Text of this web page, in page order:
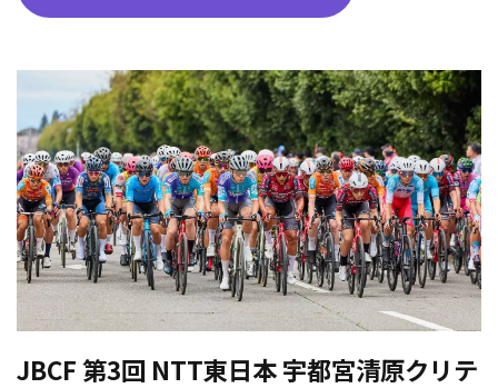
JBCF第3回 NTT東日本 宇都宮清原クリテ